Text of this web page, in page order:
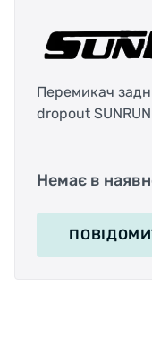
Перемикач
dropout
Немає в